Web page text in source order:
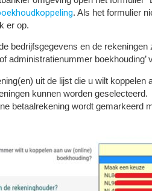
. Als het formulier
er op.
bedrijfsgegevens en de
administratienummer
uit de lijst die u wilt koppelen
kunnen worden geselecteerd.
betaalrekening wordt gemarkeerd